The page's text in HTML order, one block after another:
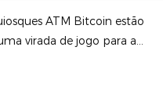
ATM Bitcoin estão
virada de jogo para a